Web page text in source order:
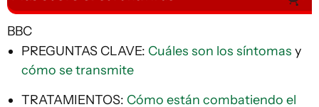
BBC
PREGUNTAS CLAVE: Cuáles son los síntomas y
cómo se transmite
TRATAMIENTOS: Cómo están combatiendo el